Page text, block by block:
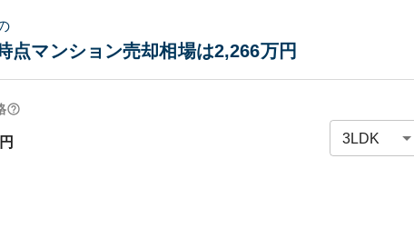
点マンション売却相場は2,266万円